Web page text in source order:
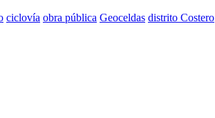
ciclovía obra pública Geoceldas distrito Costero